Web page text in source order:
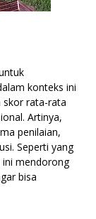
konteks ini
skor rata-rata
Artinya,
penilaian,
Seperti yang
mendorong
bisa